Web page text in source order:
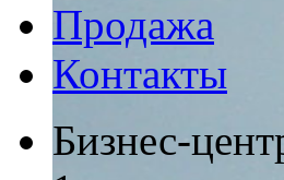
Продажа
Контакты
Бизнес-